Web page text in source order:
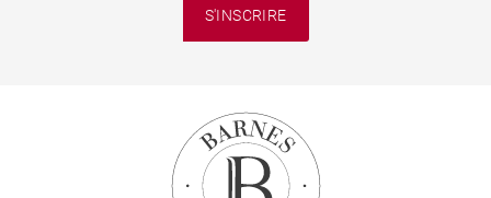
S'INSCRIRE